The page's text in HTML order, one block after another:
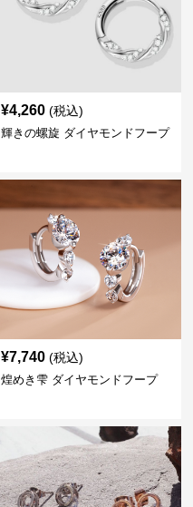
¥4,260 (税込)
輝きの螺旋 ダイヤモンドフープ
¥7,740 (税込)
煌めき雫 ダイヤモンドフープ